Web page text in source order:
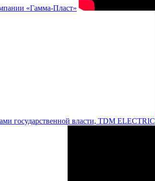
«Гамма-Пласт»
государственной власти, TDM ELECTRIC